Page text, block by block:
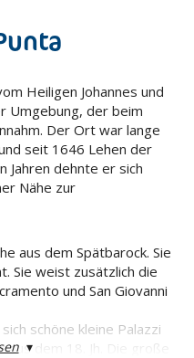
Heiligen Johannes und
Umgebung, der beim
Der Ort war lange
seit 1646 Lehen der
Jahren dehnte er sich
Nähe zur
aus dem Spätbarock. Sie
Sie weist zusätzlich die
und San Giovanni
schöne kleine Palazzi
aus dem 18. Jh. Die große
▾